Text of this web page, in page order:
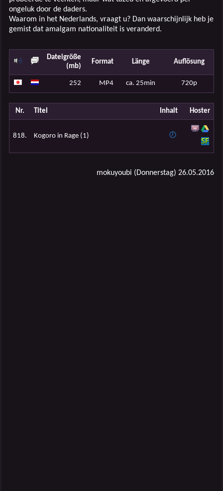
ongeluk door de daders.
Waarom in het Nederlands, vraagt u? Dan waarschijnlijk heb je
gemist dat amalgam nationaliteit is veranderd.
Dateigröße
(mb)
Format Länge Auflösung
252 MP4 ca. 25min 720p
Nr. Titel Inhalt Hoster
818. Kogoro in Rage (1)
mokuyoubi (Donnerstag) 26.05.2016